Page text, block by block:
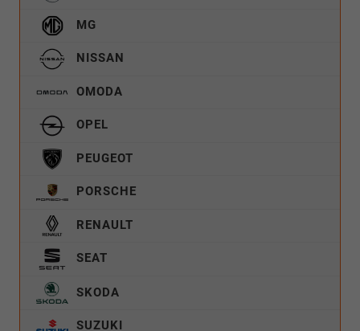
MG
NISSAN
OMODA
OPEL
PEUGEOT
PORSCHE
RENAULT
SEAT
SKODA
SUZUKI